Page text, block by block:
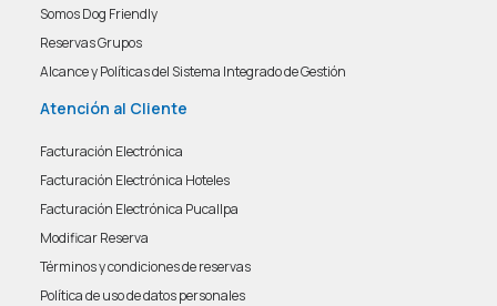
Somos Dog Friendly
Reservas Grupos
Alcance y Políticas del Sistema Integrado de Gestión
Atención al Cliente
Facturación Electrónica
Facturación Electrónica Hoteles
Facturación Electrónica Pucallpa
Modificar Reserva
Términos y condiciones de reservas
Política de uso de datos personales